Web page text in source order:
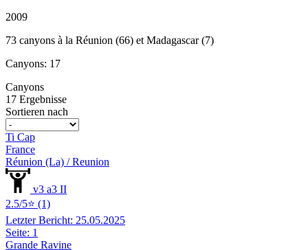
2009
73 canyons à la Réunion (66) et Madagascar (7)
Canyons: 17
Canyons
17 Ergebnisse
Sortieren nach
Ti Cap
France
Réunion (La) / Reunion
v3 a3 II
2.5/5⭐ (1)
Letzter Bericht: 25.05.2025
Seite: 1
Grande Ravine